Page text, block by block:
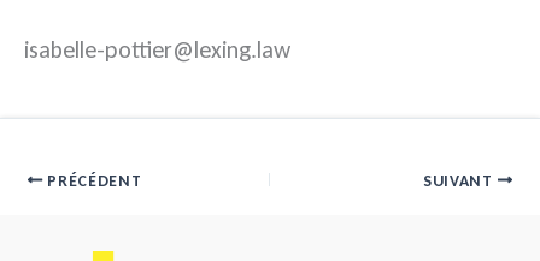
isabelle-pottier@lexing.law
PRÉCÉDENT SUIVANT